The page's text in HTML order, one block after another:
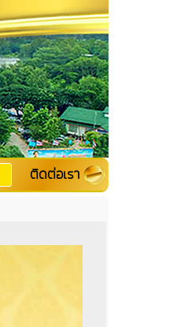
ติดต่อเรา